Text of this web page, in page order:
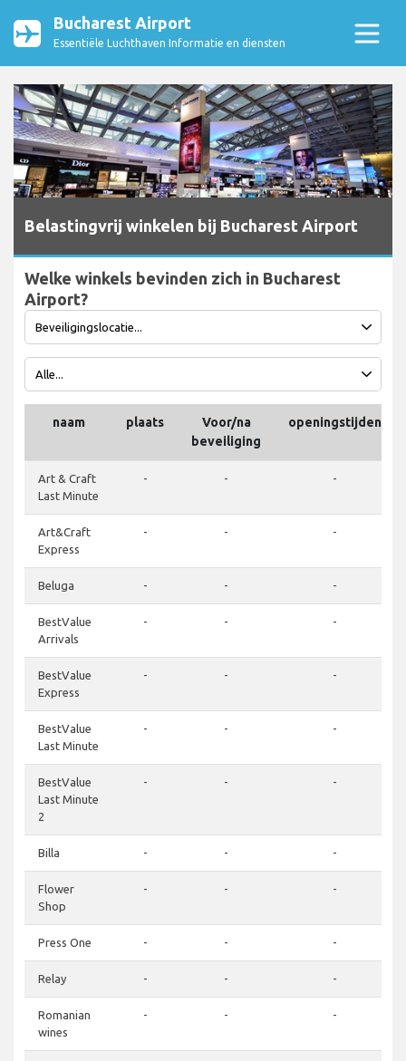
Bucharest Airport
Essentiële Luchthaven Informatie en diensten
Belastingvrij winkelen bij Bucharest Airport
Welke winkels bevinden zich in Bucharest
Airport?
naam plaats
Voor/na
beveiliging
openingstijden
Art & Craft
Last Minute
- - -
Art&Craft
Express
- - -
Beluga - - -
BestValue
Arrivals
- - -
BestValue
Express
- - -
BestValue
Last Minute
- - -
BestValue
Last Minute
2
- - -
Billa - - -
Flower
Shop
- - -
Press One - - -
Relay - - -
Romanian
wines
- - -